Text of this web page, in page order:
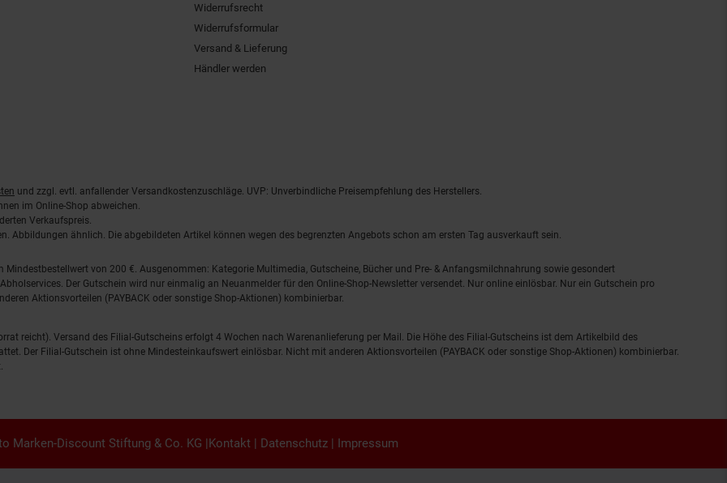
Widerrufsrecht
Widerrufsformular
Versand & Lieferung
Händler werden
und zzgl. evtl. anfallender Versandkostenzuschläge. UVP: Unverbindliche Preisempfehlung des Herstellers.
im Online-Shop abweichen.
Verkaufspreis.
Abbildungen ähnlich. Die abgebildeten Artikel können wegen des begrenzten Angebots schon am ersten Tag ausverkauft sein.
von 200 €. Ausgenommen: Kategorie Multimedia, Gutscheine, Bücher und Pre- & Anfangsmilchnahrung sowie gesondert
Der Gutschein wird nur einmalig an Neuanmelder für den Online-Shop-Newsletter versendet. Nur online einlösbar. Nur ein Gutschein pro
Aktionsvorteilen (PAYBACK oder sonstige Shop-Aktionen) kombinierbar.
reicht). Versand des Filial-Gutscheins erfolgt 4 Wochen nach Warenanlieferung per Mail. Die Höhe des Filial-Gutscheins ist dem Artikelbild des
Der Filial-Gutschein ist ohne Mindesteinkaufswert einlösbar. Nicht mit anderen Aktionsvorteilen (PAYBACK oder sonstige Shop-Aktionen) kombinierbar.
Marken-Discount Stiftung & Co. KG |Kontakt | Datenschutz| Impressum